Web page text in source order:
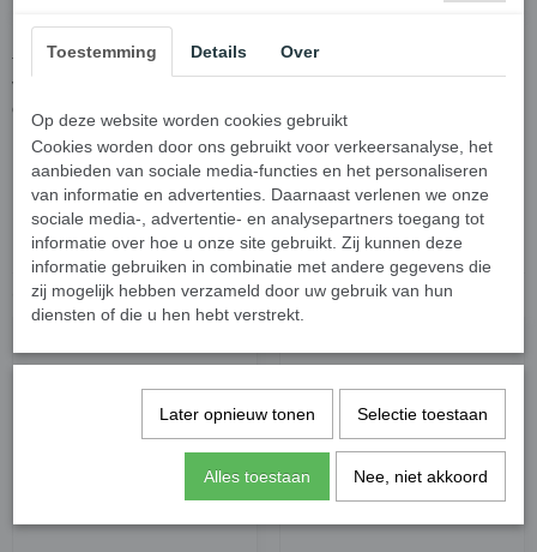
tot 10 lagen diep in het huidoppervlak doordringen, waardoor na
verloop van tijd de zichtbaarheid van donkere vlekjes vermindert en
de huidtint er gelijkmatiger uitziet.
EAN Code: 4015600969769
Specificaties
4015600969769
Ook interessant
Toestemming Details Over
Op deze website worden cookies gebruikt
Cookies worden door ons gebruikt voor verkeersanalyse, het
aanbieden van sociale media-functies en het personaliseren
van informatie en advertenties. Daarnaast verlenen we onze
sociale media-, advertentie- en analysepartners toegang tot
informatie over hoe u onze site gebruikt. Zij kunnen deze
informatie gebruiken in combinatie met andere gegevens die
zij mogelijk hebben verzameld door uw gebruik van hun
diensten of die u hen hebt verstrekt.
Later opnieuw tonen Selectie toestaan
Alles toestaan Nee, niet akkoord